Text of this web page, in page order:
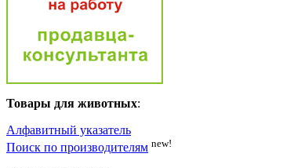
Товары для животных:
Алфавитный указатель
Поиск по производителям new!